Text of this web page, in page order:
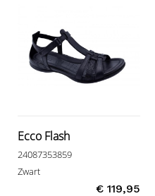
Ecco Flash
24087353859
Zwart
€ 119,95